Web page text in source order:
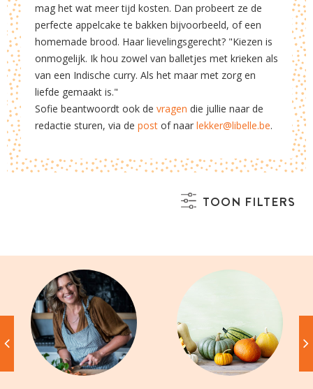
mag het wat meer tijd kosten. Dan probeert ze de
perfecte appelcake te bakken bijvoorbeeld, of een
homemade brood. Haar lievelingsgerecht? "Kiezen is
onmogelijk. Ik hou zowel van balletjes met krieken als
van een Indische curry. Als het maar met zorg en
liefde gemaakt is."
Sofie beantwoordt ook de vragen die jullie naar de
redactie sturen, via de post of naar lekker@libelle.be.
TOON FILTERS